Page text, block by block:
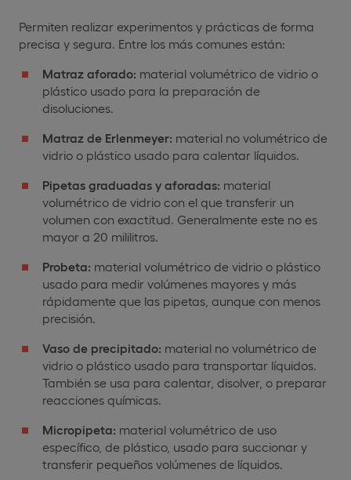
Permiten realizar experimentos y prácticas de forma
precisa y segura. Entre los más comunes están:
Matraz aforado: material volumétrico de vidrio o
plástico usado para la preparación de
disoluciones.
Matraz de Erlenmeyer: material no volumétrico de
vidrio o plástico usado para calentar líquidos.
Pipetas graduadas y aforadas: material
volumétrico de vidrio con el que transferir un
volumen con exactitud. Generalmente este no es
mayor a 20 mililitros.
Probeta: material volumétrico de vidrio o plástico
usado para medir volúmenes mayores y más
rápidamente que las pipetas, aunque con menos
precisión.
Vaso de precipitado: material no volumétrico de
vidrio o plástico usado para transportar líquidos.
También se usa para calentar, disolver, o preparar
reacciones químicas.
Micropipeta: material volumétrico de uso
específico, de plástico, usado para succionar y
transferir pequeños volúmenes de líquidos.